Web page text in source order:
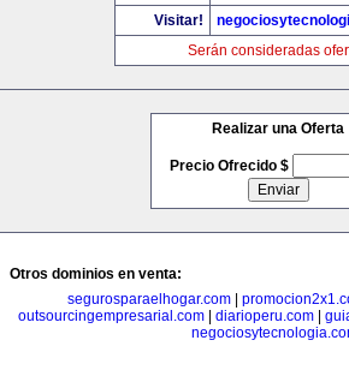
Visitar!
Serán consideradas
Realizar una Oferta
Precio Ofrecido $
Otros dominios en venta:
segurosparaelhogar.com|
outsourcingempresarial.com| diarioperu.com|